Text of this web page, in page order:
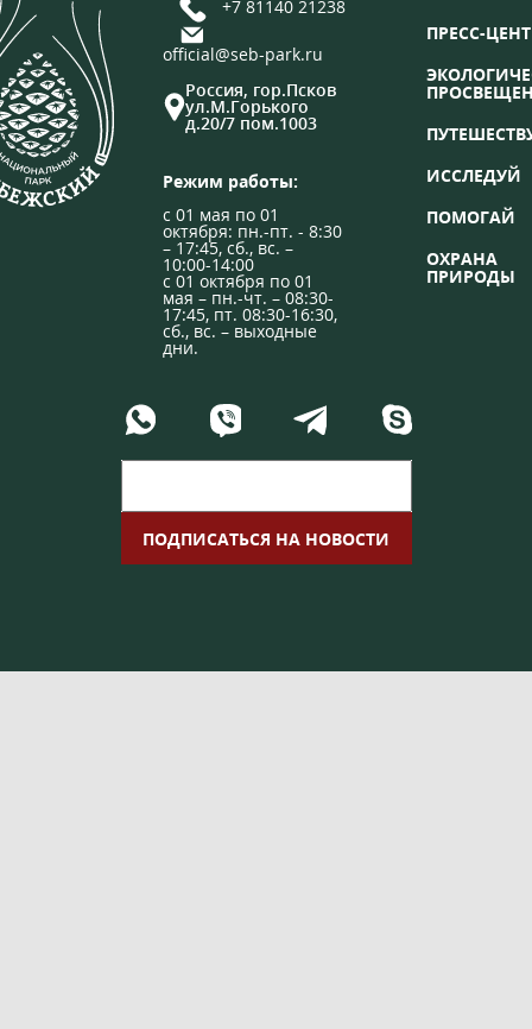
+7 81140 21238
official@seb-park.ru
Россия, гор.Псков
ул.М.Горького
д.20/7 пом.1003
Режим работы:
с 01 мая по 01
октября: пн.-пт. - 8:30
– 17:45, сб., вс. –
10:00-14:00
с 01 октября по 01
мая – пн.-чт. – 08:30-
17:45, пт. 08:30-16:30,
сб., вс. – выходные
дни.
ПРЕСС-
ИССЛЕДУЙ
ПОМОГАЙ
ОХРАНА
ПРИРОДЫ